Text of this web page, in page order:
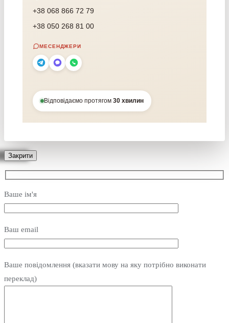
+38 068 866 72 79
+38 050 268 81 00
МЕСЕНДЖЕРИ
Відповідаємо протягом 30 хвилин
Закрити
Ваше ім'я
Ваш email
Ваше повідомлення (вказати мову на яку потрібно виконати
переклад)